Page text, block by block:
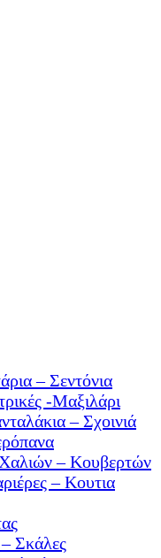
– Σεντόνια
-Μαξιλάρι
– Σχοινιά
– Κουβερτών
– Κουτια
Σκάλες